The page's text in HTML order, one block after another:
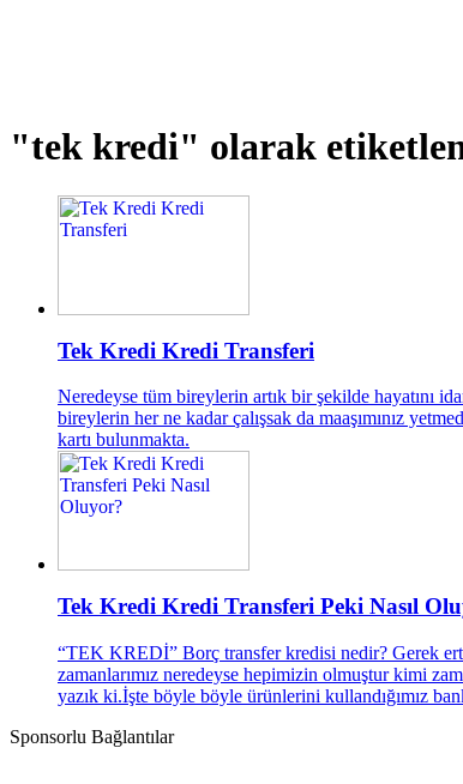
"tek kredi" olarak
Tek Kredi Kredi Transferi
Neredeyse tüm bireylerin artık bir şekilde hayatını
bireylerin her ne kadar çalışsak da maaşımınız
kartı bulunmakta.
Tek Kredi Kredi Transferi Peki Nasıl
“TEK KREDİ” Borç transfer kredisi nedir? Gerek
zamanlarımız neredeyse hepimizin olmuştur kimi
yazık ki.İşte böyle böyle ürünlerini kullandığımız
Sponsorlu Bağlantılar